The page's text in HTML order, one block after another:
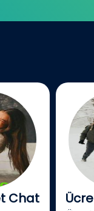
Chat